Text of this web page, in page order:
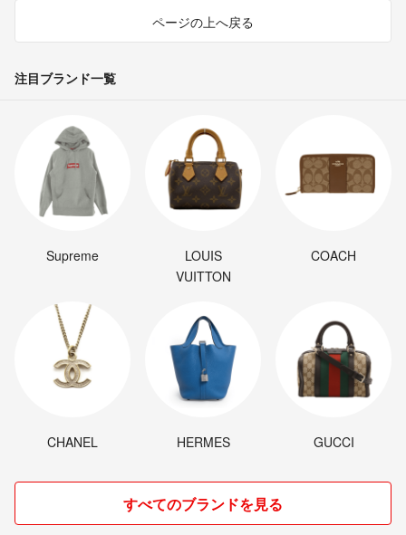
コメント失礼致します。
こちらまだ在庫ございますか？
ページの上へ戻る
注目ブランド一覧
Supreme
LOUIS
VUITTON
COACH
CHANEL HERMES GUCCI
すべてのブランドを見る